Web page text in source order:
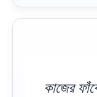
কাজের